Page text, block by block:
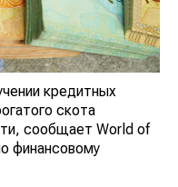
кредитных
скота
сообщает World of
финансовому